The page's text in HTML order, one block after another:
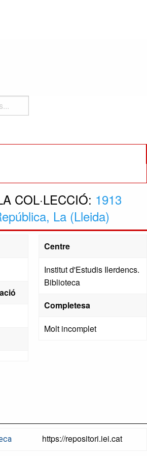
COL·LECCIÓ: 1913
La (Lleida)
Centre
Institut d'Estudis Ilerdencs.
Biblioteca
Completesa
Molt incomplet
https://repositori.iei.cat